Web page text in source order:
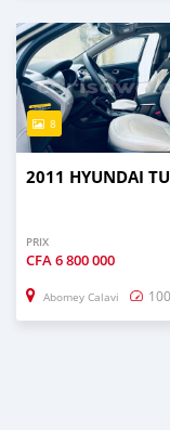
8
2011 HYUNDAI
PRIX
CFA6 800 000
Abomey Calavi